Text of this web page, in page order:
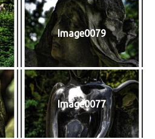
Image0079
Image0077